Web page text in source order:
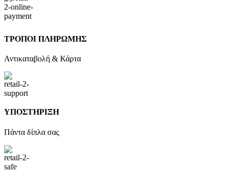
ΤΡΟΠΟΙ ΠΛΗΡΩΜΗΣ
Αντικαταβολή & Κάρτα
ΥΠΟΣΤΗΡΙΞΗ
Πάντα δίπλα σας